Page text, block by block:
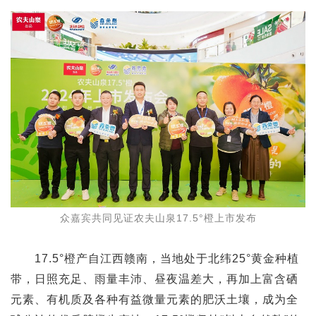
众嘉宾共同见证农夫山泉17.5°橙上市发布
17.5°橙产自江西赣南，当地处于北纬25°黄金种植
带，日照充足、雨量丰沛、昼夜温差大，再加上富含硒
元素、有机质及各种有益微量元素的肥沃土壤，成为全